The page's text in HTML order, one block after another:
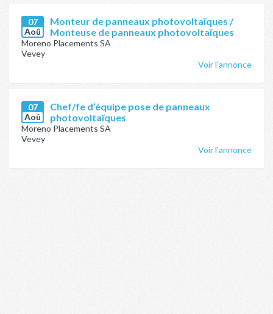
07
Aoû
Monteur de panneaux photovoltaïques /
Monteuse de panneaux photovoltaïques
Moreno Placements SA
Vevey
Voir l'annonce
07
Aoû
Chef/fe d’équipe pose de panneaux
photovoltaïques
Moreno Placements SA
Vevey
Voir l'annonce